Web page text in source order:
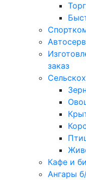
заказ
Кафе и
Ангары